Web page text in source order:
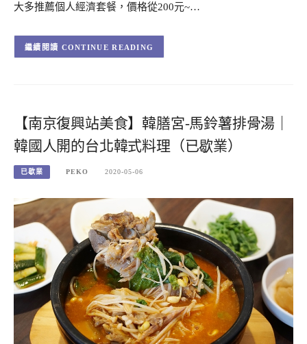
大多推薦個人經濟套餐，價格從200元~…
CONTINUE READING
【南京復興站美食】韓膳宮-馬鈴薯排骨湯｜
韓國人開的台北韓式料理（已歇業）
已歇業 PEKO 2020-05-06